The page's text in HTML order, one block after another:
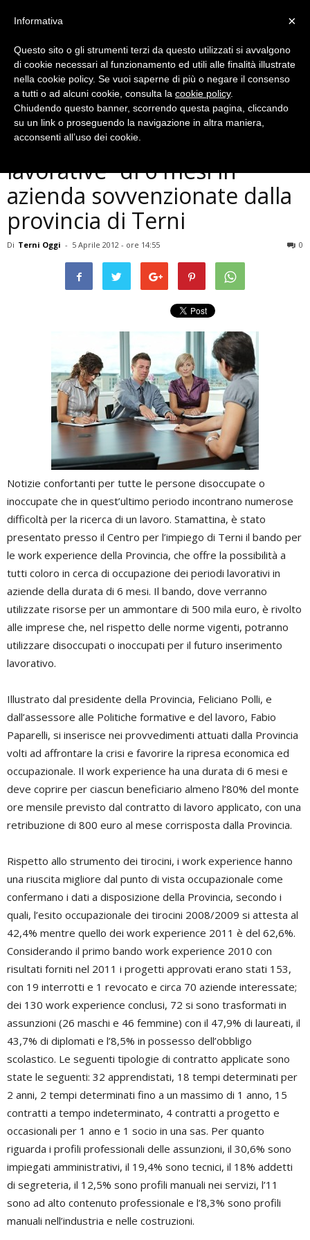
Economia
Disoccupazione: ”esperienze
lavorative” di 6 mesi in
azienda sovvenzionate dalla
provincia di Terni
Di Terni Oggi - 5 Aprile 2012 - ore 14:55 0
Notizie confortanti per tutte le persone disoccupate o
inoccupate che in quest’ultimo periodo incontrano numerose
difficoltà per la ricerca di un lavoro. Stamattina, è stato
presentato presso il Centro per l’impiego di Terni il bando per
le work experience della Provincia, che offre la possibilità a
tutti coloro in cerca di occupazione dei periodi lavorativi in
aziende della durata di 6 mesi. Il bando, dove verranno
utilizzate risorse per un ammontare di 500 mila euro, è rivolto
alle imprese che, nel rispetto delle norme vigenti, potranno
utilizzare disoccupati o inoccupati per il futuro inserimento
lavorativo.
Illustrato dal presidente della Provincia, Feliciano Polli, e
dall’assessore alle Politiche formative e del lavoro, Fabio
Paparelli, si inserisce nei provvedimenti attuati dalla Provincia
volti ad affrontare la crisi e favorire la ripresa economica ed
occupazionale. Il work experience ha una durata di 6 mesi e
deve coprire per ciascun beneficiario almeno l’80% del monte
ore mensile previsto dal contratto di lavoro applicato, con una
retribuzione di 800 euro al mese corrisposta dalla Provincia.
Rispetto allo strumento dei tirocini, i work experience hanno
una riuscita migliore dal punto di vista occupazionale come
confermano i dati a disposizione della Provincia, secondo i
quali, l’esito occupazionale dei tirocini 2008/2009 si attesta al
42,4% mentre quello dei work experience 2011 è del 62,6%.
Considerando il primo bando work experience 2010 con
risultati forniti nel 2011 i progetti approvati erano stati 153,
con 19 interrotti e 1 revocato e circa 70 aziende interessate;
dei 130 work experience conclusi, 72 si sono trasformati in
assunzioni (26 maschi e 46 femmine) con il 47,9% di laureati, il
43,7% di diplomati e l’8,5% in possesso dell’obbligo
scolastico. Le seguenti tipologie di contratto applicate sono
state le seguenti: 32 apprendistati, 18 tempi determinati per
2 anni, 2 tempi determinati fino a un massimo di 1 anno, 15
contratti a tempo indeterminato, 4 contratti a progetto e
occasionali per 1 anno e 1 socio in una sas. Per quanto
riguarda i profili professionali delle assunzioni, il 30,6% sono
impiegati amministrativi, il 19,4% sono tecnici, il 18% addetti
di segreteria, il 12,5% sono profili manuali nei servizi, l’11
sono ad alto contenuto professionale e l’8,3% sono profili
manuali nell’industria e nelle costruzioni.
×
Informativa
Questo sito o gli strumenti terzi da questo utilizzati si avvalgono
di cookie necessari al funzionamento ed utili alle finalità illustrate
nella cookie policy. Se vuoi saperne di più o negare il consenso
a tutti o ad alcuni cookie, consulta la cookie policy.
Chiudendo questo banner, scorrendo questa pagina, cliccando
su un link o proseguendo la navigazione in altra maniera,
acconsenti all’uso dei cookie.